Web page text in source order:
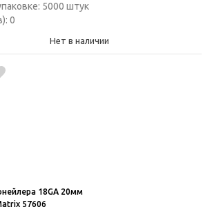
5000 штук
0
Нет в наличии
18GA 20мм
57606